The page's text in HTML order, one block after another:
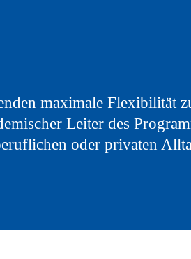
maximale Flexibilität
Leiter des
oder privaten